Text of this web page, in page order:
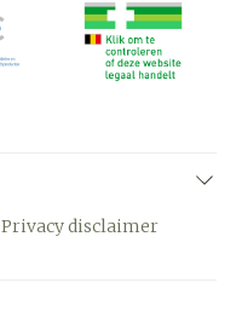
Privacy disclaimer